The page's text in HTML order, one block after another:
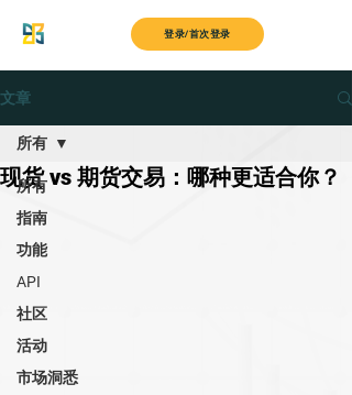
登录/首次登录
文章
所有
指南
功能
API
社区
活动
市场洞悉
所有
现货 vs 期货交易：哪种更适合你？